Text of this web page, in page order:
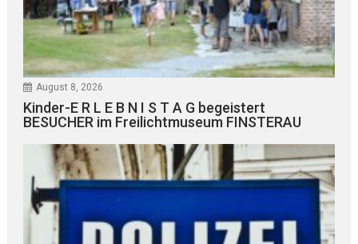
August 8, 2026
Kinder-E R L E B N I S T A G begeistert
BESUCHER im Freilichtmuseum FINSTERAU